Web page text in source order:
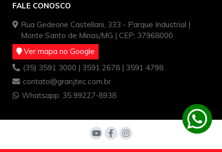
FALE CONOSCO
Rua Gedeone Castellani, 333 - Parque Industrial |
Monte Santo de Minas/MG | CEP: 37968000
Ver mapa no Google
(35) 3591 3000 | 3591 2678 | 3591 4798
contato@granjtec.com.br
Whatsapp: 35 99227-8938